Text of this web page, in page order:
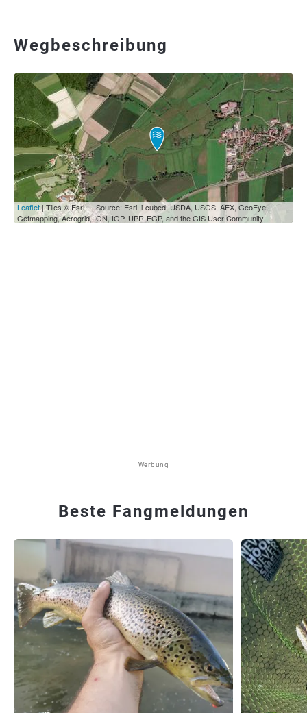
Wegbeschreibung
Leaflet| Tiles © Esri — Source: Esri, i-cubed, USDA, USGS, AEX, GeoEye,
Getmapping, Aerogrid, IGN, IGP, UPR-EGP, and the GIS User Community
Werbung
Beste Fangmeldungen